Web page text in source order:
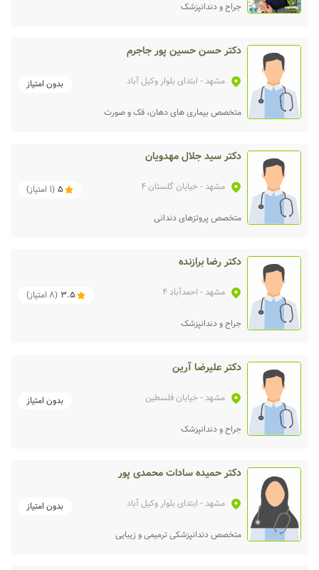
جراح و دندانپزشک
دکتر حسن حسین پور جاجرم
مشهد- ابتدای بلوار وکیل آباد بدون امتیاز
متخصص بیماری‌ های دهان، فک و صورت
دکتر سید جلال مهدویان
مشهد- خیابان گلستان 4 5
(
1 امتیاز)
متخصص پروتزهای دندانی
دکتر رضا برازنده
مشهد- احمدآباد 4 3.5
(
8 امتیاز)
جراح و دندانپزشک
دکتر علیرضا آرین
مشهد- خیابان فلسطین بدون امتیاز
جراح و دندانپزشک
دکتر حمیده سادات محمدی پور
مشهد- ابتدای بلوار وکیل آباد بدون امتیاز
متخصص دندانپزشکی ترمیمی و زیبایی